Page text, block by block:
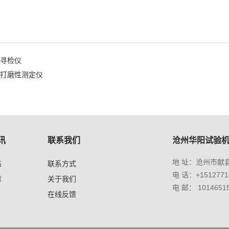
检仪
磨性测定仪
联系我们
联系方式
关于我们
在线反馈
沧州华阳试验
地 址：沧州市献
电 话：
电 邮：